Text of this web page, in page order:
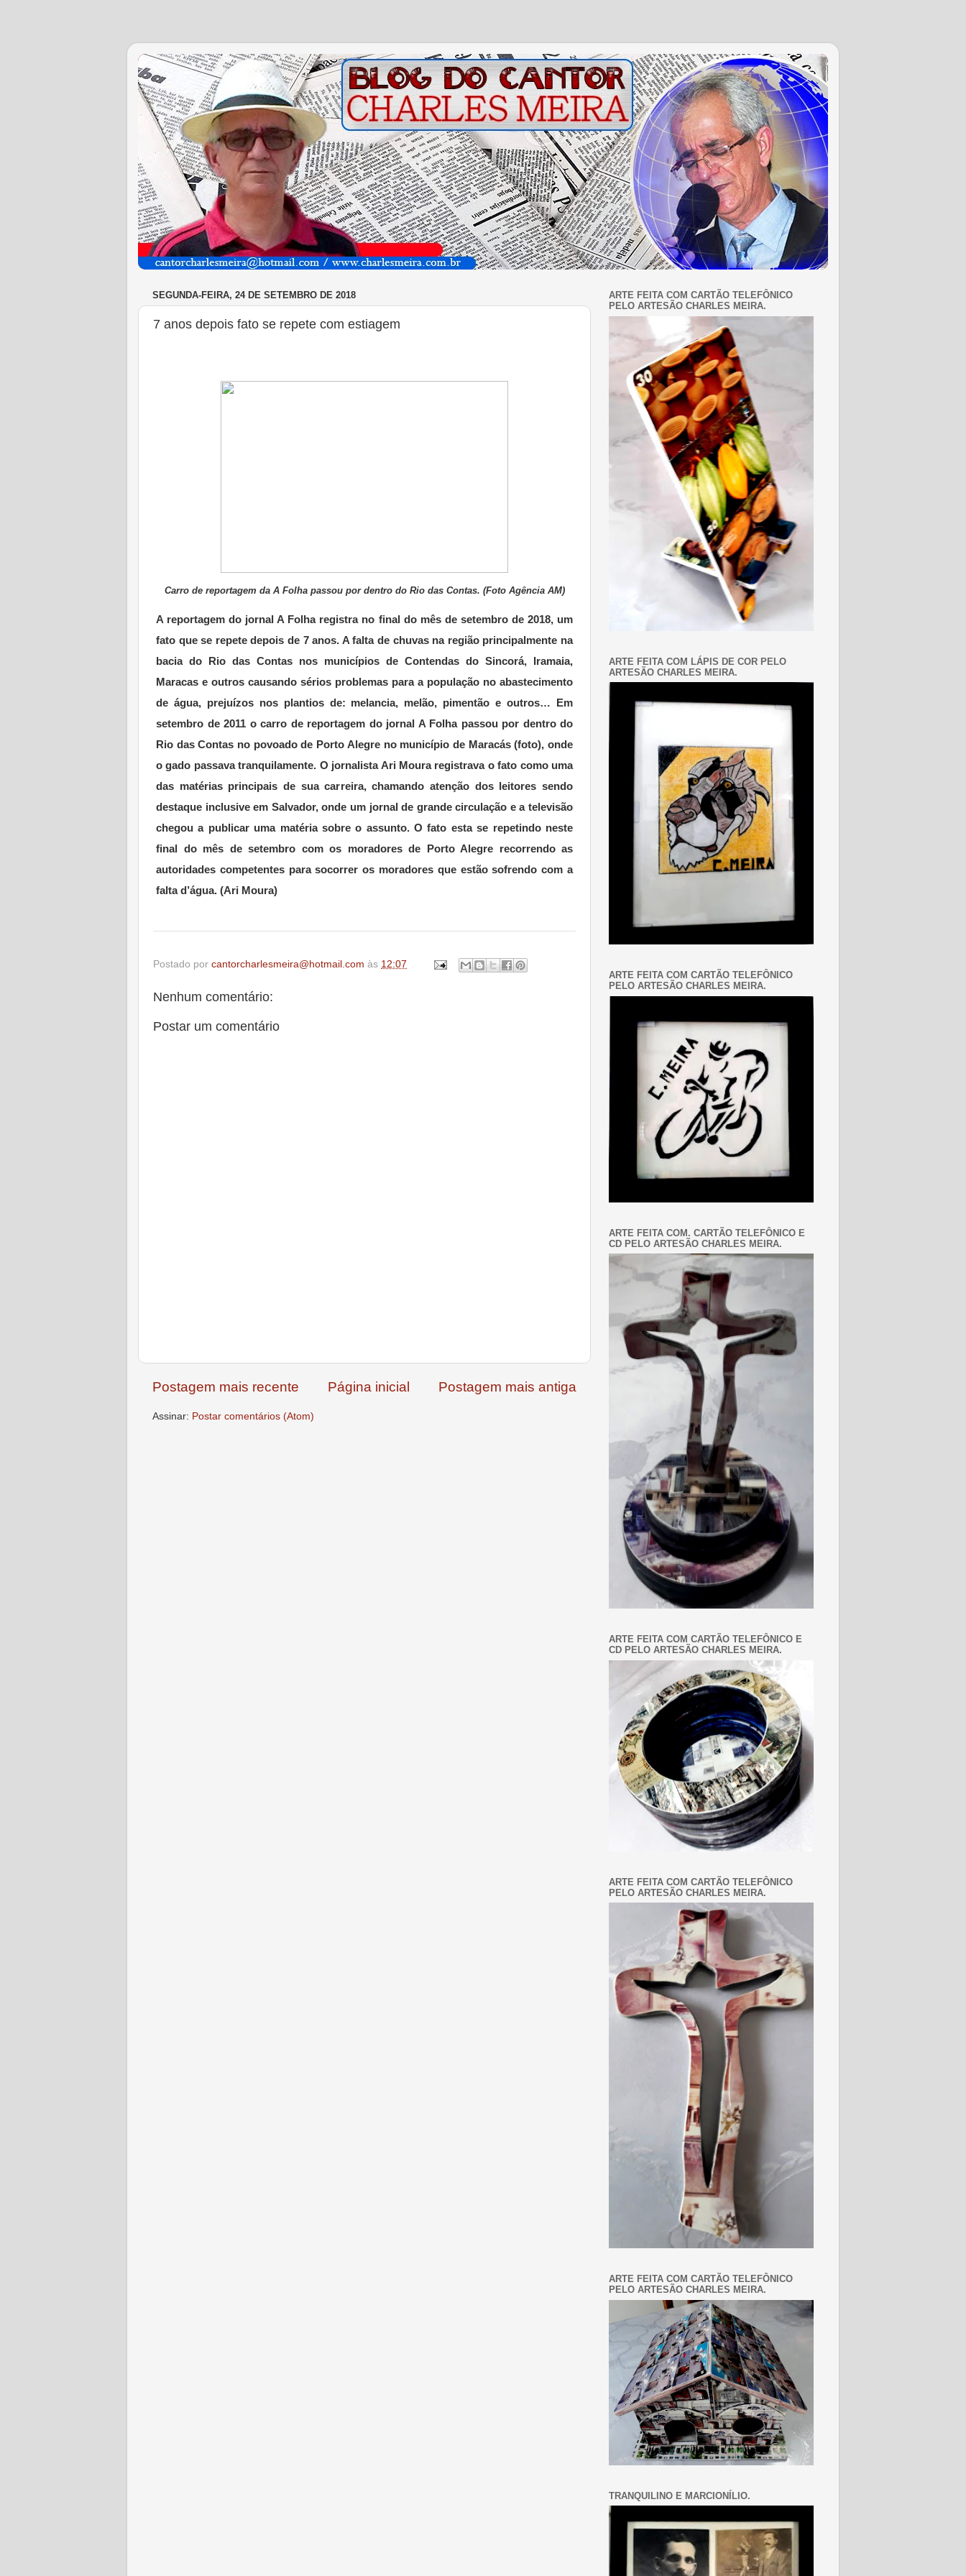
SEGUNDA-FEIRA, 24 DE SETEMBRO DE 2018
7 anos depois fato se repete com estiagem
Carro de reportagem da A Folha passou por dentro do Rio das Contas. (Foto Agência AM)
A reportagem do jornal A Folha registra no final do mês de setembro de 2018, um
fato que se repete depois de 7 anos. A falta de chuvas na região principalmente na
bacia do Rio das Contas nos municípios de Contendas do Sincorá, Iramaia,
Maracas e outros causando sérios problemas para a população no abastecimento
de água, prejuízos nos plantios de: melancia, melão, pimentão e outros… Em
setembro de 2011 o carro de reportagem do jornal A Folha passou por dentro do
Rio das Contas no povoado de Porto Alegre no município de Maracás (foto), onde
o gado passava tranquilamente. O jornalista Ari Moura registrava o fato como uma
das matérias principais de sua carreira, chamando atenção dos leitores sendo
destaque inclusive em Salvador, onde um jornal de grande circulação e a televisão
chegou a publicar uma matéria sobre o assunto. O fato esta se repetindo neste
final do mês de setembro com os moradores de Porto Alegre recorrendo as
autoridades competentes para socorrer os moradores que estão sofrendo com a
falta d’água. (Ari Moura)
Postado por cantorcharlesmeira@hotmail.com às 12:07
Nenhum comentário:
Postar um comentário
Postagem mais recente Postagem mais antiga
Página inicial
Assinar: Postar comentários (Atom)
ARTE FEITA COM CARTÃO TELEFÔNICO
PELO ARTESÃO CHARLES MEIRA.
ARTE FEITA COM LÁPIS DE COR PELO
ARTESÃO CHARLES MEIRA.
ARTE FEITA COM CARTÃO TELEFÔNICO
PELO ARTESÃO CHARLES MEIRA.
ARTE FEITA COM. CARTÃO TELEFÔNICO E
CD PELO ARTESÃO CHARLES MEIRA.
ARTE FEITA COM CARTÃO TELEFÔNICO E
CD PELO ARTESÃO CHARLES MEIRA.
ARTE FEITA COM CARTÃO TELEFÔNICO
PELO ARTESÃO CHARLES MEIRA.
ARTE FEITA COM CARTÃO TELEFÔNICO
PELO ARTESÃO CHARLES MEIRA.
TRANQUILINO E MARCIONÍLIO.